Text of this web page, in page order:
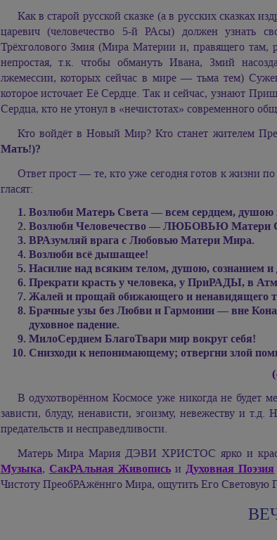
Как в старой русской сказке (а в русских сказках
царевич (человечество 5-й РАсы) должен узнать
Трёхголового Змия (Мира Материи и, правящего там,
непростая, т.к. чтобы обмануть Ивана, Змий
лжемессии, которых сейчас в мире — тьма тем)
которое источает Её Сердце. Так и сейчас, узнают
Сердца, кто не утонул в «нечистотах» современного
Кто войдёт в Новый Мир? Кто станет жителем
Мать!)?
Ответ прост — те, кто уже сегодня готов к жизни по
гласят:
Возлюби Матерь Света — всем сердцем, душою
Возлюби Человечество — ЛЮБОВЬЮ Матери
ВРАзумляй врага с Любовью Матери Мира.
Возлюби всё дышащее!
Насилие над всяким телом, душою, сознанием
Прекрати красть у человека, у ПриРАДЫ, в
Жалей и прощай обижающего и ненавидящего
Брачные узы без Любви и Гармонии — вне
духовное падение.
МилоСердием БлагоТвари мир вокруг себя!
Снизходи к непонимающему; отвергни злой
(
В одухотворённом Космосе уже никогда не будет
зависти, блуду, ненависти, эгоизму, невежеству и
предательств и несправедливости.
Матерь МираМария ДЭВИ ХРИСТОС ярко и
Музыка, СакРАльная Живопись иДуховная Поэзия
Чистоту ПреобРАжённго Мира, ощутить Его Световую